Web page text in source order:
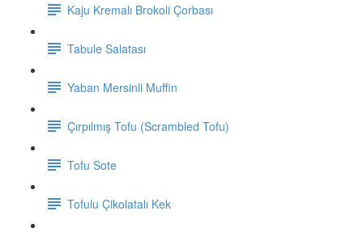
Kaju Kremalı Brokoli Çorbası
Tabule Salatası
Yaban Mersinli Muffin
Çırpılmış Tofu (Scrambled Tofu)
Tofu Sote
Tofulu Çikolatalı Kek